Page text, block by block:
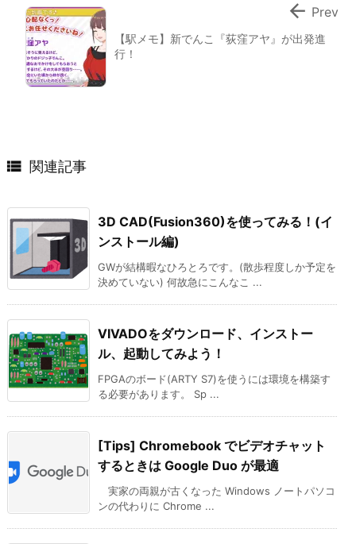
【駅メモ】新でんこ『荻窪アヤ』が出発進
行！
 Prev
 関連記事
3D CAD(Fusion360)を使ってみる！(イ
ンストール編)
GWが結構暇なひろとろです。(散歩程度しか予定を
決めていない) 何故急にこんなこ ...
VIVADOをダウンロード、インストー
ル、起動してみよう！
FPGAのボード(ARTY S7)を使うには環境を構築す
る必要があります。 Sp ...
[Tips] Chromebook でビデオチャット
するときは Google Duo が最適
実家の両親が古くなった Windows ノートパソコ
ンの代わりに Chrome ...